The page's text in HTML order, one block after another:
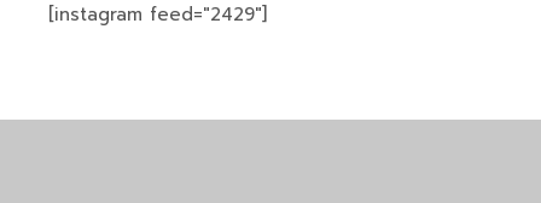
[instagram feed="2429"]